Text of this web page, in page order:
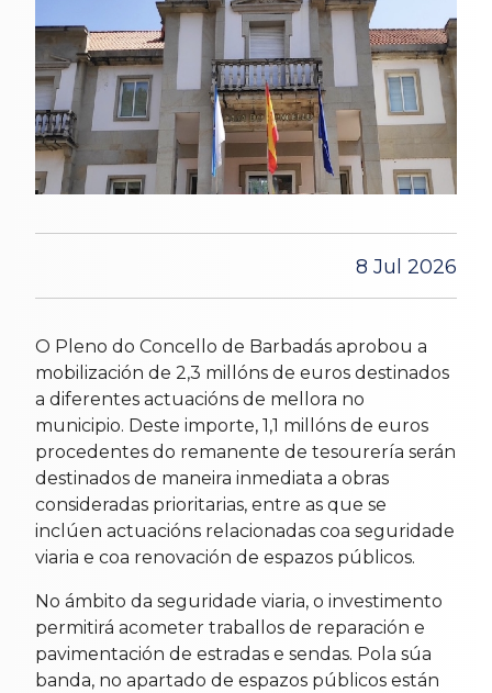
8 Jul 2026
O Pleno do Concello de Barbadás aprobou a
mobilización de 2,3 millóns de euros destinados
a diferentes actuacións de mellora no
municipio. Deste importe, 1,1 millóns de euros
procedentes do remanente de tesourería serán
destinados de maneira inmediata a obras
consideradas prioritarias, entre as que se
inclúen actuacións relacionadas coa seguridade
viaria e coa renovación de espazos públicos.
No ámbito da seguridade viaria, o investimento
permitirá acometer traballos de reparación e
pavimentación de estradas e sendas. Pola súa
banda, no apartado de espazos públicos están